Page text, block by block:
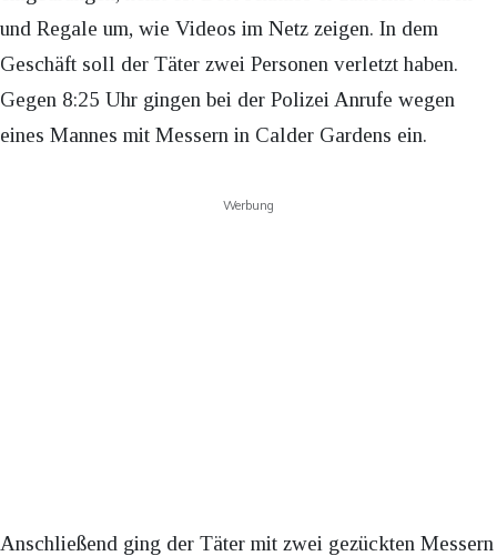
und Regale um, wie Videos im Netz zeigen. In dem
Geschäft soll der Täter zwei Personen verletzt haben.
Gegen 8:25 Uhr gingen bei der Polizei Anrufe wegen
eines Mannes mit Messern in Calder Gardens ein.
Werbung
Anschließend ging der Täter mit zwei gezückten Messern